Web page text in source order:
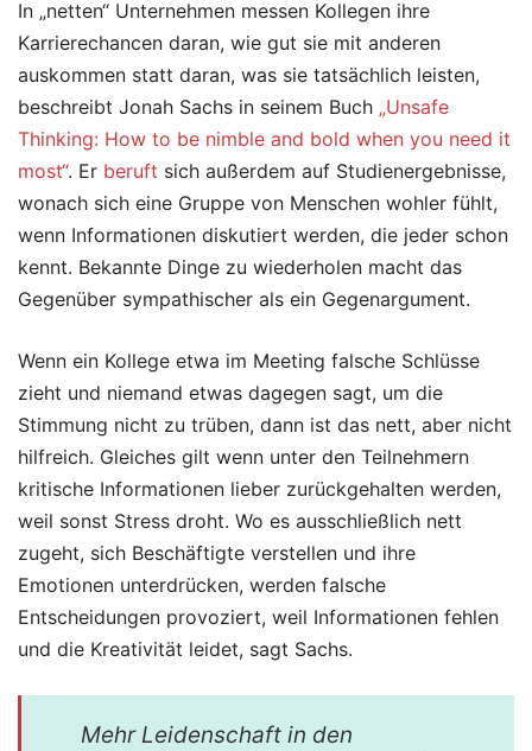
In „netten“ Unternehmen messen Kollegen ihre
Karrierechancen daran, wie gut sie mit anderen
auskommen statt daran, was sie tatsächlich leisten,
beschreibt Jonah Sachs in seinem Buch „Unsafe
Thinking: How to be nimble and bold when you need it
most“. Er beruft sich außerdem auf Studienergebnisse,
wonach sich eine Gruppe von Menschen wohler fühlt,
wenn Informationen diskutiert werden, die jeder schon
kennt. Bekannte Dinge zu wiederholen macht das
Gegenüber sympathischer als ein Gegenargument.
Wenn ein Kollege etwa im Meeting falsche Schlüsse
zieht und niemand etwas dagegen sagt, um die
Stimmung nicht zu trüben, dann ist das nett, aber nicht
hilfreich. Gleiches gilt wenn unter den Teilnehmern
kritische Informationen lieber zurückgehalten werden,
weil sonst Stress droht. Wo es ausschließlich nett
zugeht, sich Beschäftigte verstellen und ihre
Emotionen unterdrücken, werden falsche
Entscheidungen provoziert, weil Informationen fehlen
und die Kreativität leidet, sagt Sachs.
Mehr Leidenschaft in den